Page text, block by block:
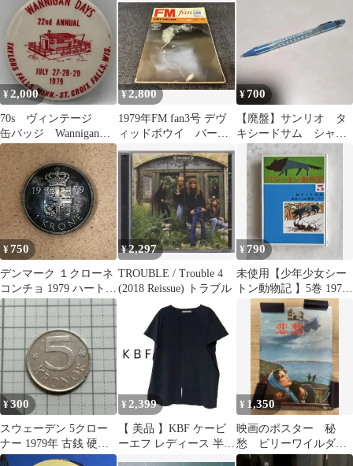
¥2,000
70s ヴィンテージ
缶バッジ Wannigan
Days 第22回記念 歴
¥2,800
1979年FM fan3号 デヴ
ィッドボウイ バーブ
ラ キースジャレット音
楽雑誌
¥700
【廃盤】サンリオ タ
キシードサム シャー
ペン
¥750
デンマーク １クローネ
コンチョ 1979 ハート
王冠
¥2,297
TROUBLE / Trouble 4
(2018 Reissue) トラブル
¥790
未使用【少年少女シー
トン動物記 】5巻 1979
年 銀ギツネ物語 他
偕成社
¥300
スウェーデン 5クロー
ナー 1979年 古銭 硬貨
貨幣
¥ 2,399
【 美品 】KBF ケービ
ーエフ レディース 半袖
¥ 1,350
映画のポスター 秘
愁 ビリーワイルダー
作品